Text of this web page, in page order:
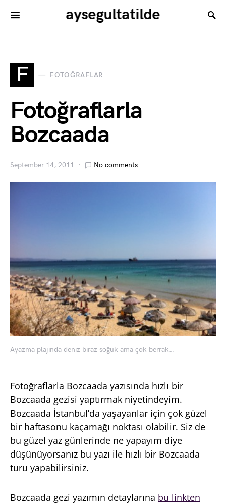
aysegultatilde
F FOTOĞRAFLAR
Fotoğraflarla
Bozcaada
September 14, 2011 No comments
Ayazma plajında deniz biraz soğuk ama çok berrak…
Fotoğraflarla Bozcaada yazısında hızlı bir
Bozcaada gezisi yaptırmak niyetindeyim.
Bozcaada İstanbul’da yaşayanlar için çok güzel
bir haftasonu kaçamağı noktası olabilir. Siz de
bu güzel yaz günlerinde ne yapayım diye
düşünüyorsanız bu yazı ile hızlı bir Bozcaada
turu yapabilirsiniz.
Bozcaada gezi yazımın detaylarına bu linkten